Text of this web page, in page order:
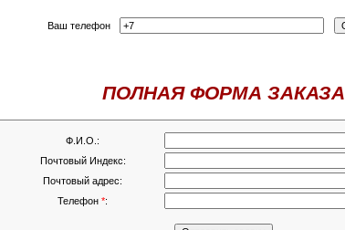
Ваш телефон
ПОЛНАЯ ФОРМА ЗАКАЗА
Ф.И.О.:
Почтовый Индекс:
Почтовый адрес:
Телефон *: